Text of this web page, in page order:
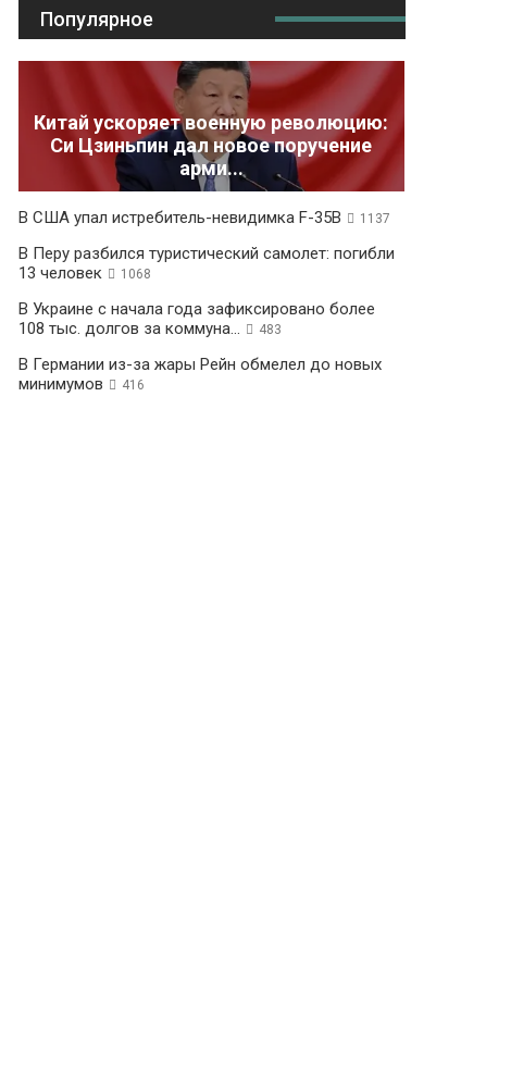
Популярное
Китай ускоряет военную революцию:
Си Цзиньпин дал новое поручение
арми...
В США упал истребитель-невидимка F-35B 1137
В Перу разбился туристический самолет: погибли
13 человек
1068
В Украине с начала года зафиксировано более
108 тыс. долгов за коммуна...
483
В Германии из-за жары Рейн обмелел до новых
минимумов
416